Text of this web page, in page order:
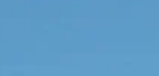
view-transitions.min.css): Failed to